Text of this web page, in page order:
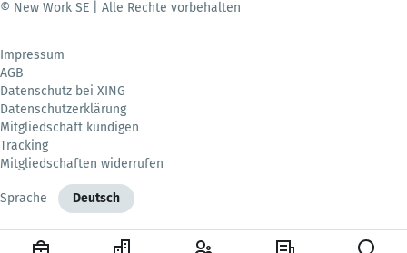
© New Work SE | Alle Rechte vorbehalten
Impressum
AGB
Datenschutz bei XING
Datenschutzerklärung
Mitgliedschaft kündigen
Tracking
Mitgliedschaften widerrufen
Sprache Deutsch